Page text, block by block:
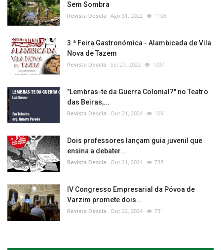
Sem Sombra
Revista Descla Ago 31, 2022 1108
3.ª Feira Gastronómica - Alambicada de Vila
Nova de Tazem
Revista Descla Set 27, 2022 1097
"Lembras-te da Guerra Colonial?" no Teatro
das Beiras,...
Revista Descla Out 21, 2024 1091
Dois professores lançam guia juvenil que
ensina a debater...
Revista Descla Out 21, 2024 738
IV Congresso Empresarial da Póvoa de
Varzim promete dois...
Revista Descla Out 22, 2024 731